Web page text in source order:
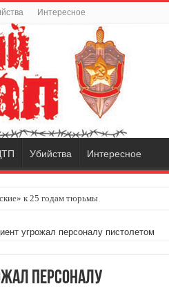
Интересное
Убийства Интересное
к 25 годам тюрьмы
угрожал персоналу пистолетом
персоналу